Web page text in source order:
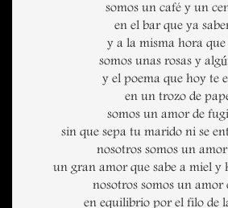
somos un café y un
en el bar que ya
y a la misma hora que
somos unas rosas y
y el poema que hoy te
en un trozo de
somos un amor de
sin que sepa tu marido ni se
nosotros somos un
un gran amor que sabe a miel y
nosotros somos un amor
en equilibrio por el filo de